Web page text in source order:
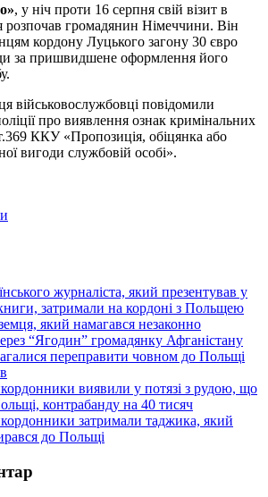
, у ніч проти 16 серпня свій візит в
розпочав громадянин Німеччини. Він
кордону Луцького загону 30 євро
за пришвидшене оформлення його
військовослужбовці повідомили
про виявлення ознак кримінальних
ККУ «Пропозиція, обіцянка або
вигоди службовій особі».
журналіста, який презентував у
затримали на кордоні з Польщею
який намагався незаконно
“Ягодин” громадянку Афганістану
переправити човном до Польщі
виявили у потязі з рудою, що
контрабанду на 40 тисяч
затримали таджика, який
до Польщі